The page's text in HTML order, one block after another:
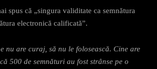
spus că „singura validitate ca semnătura
electronică calificată”.
nu are curaj, să nu le folosească. Cine are
500 de semnături au fost strânse pe o